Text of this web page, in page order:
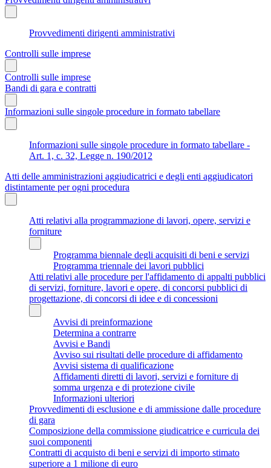
Provvedimenti dirigenti amministrativi
Controlli sulle imprese
Controlli sulle imprese
Bandi di gara e contratti
Informazioni sulle singole procedure in formato tabellare
Informazioni sulle singole procedure in formato tabellare -
Art. 1, c. 32, Legge n. 190/2012
Atti delle amministrazioni aggiudicatrici e degli enti aggiudicatori
distintamente per ogni procedura
Atti relativi alla programmazione di lavori, opere, servizi e
forniture
Programma biennale degli acquisiti di beni e servizi
Programma triennale dei lavori pubblici
Atti relativi alle procedure per l'affidamento di appalti pubblici
di servizi, forniture, lavori e opere, di concorsi pubblici di
progettazione, di concorsi di idee e di concessioni
Avvisi di preinformazione
Determina a contrarre
Avvisi e Bandi
Avviso sui risultati delle procedure di affidamento
Avvisi sistema di qualificazione
Affidamenti diretti di lavori, servizi e forniture di
somma urgenza e di protezione civile
Informazioni ulteriori
Provvedimenti di esclusione e di ammissione dalle procedure
di gara
Composizione della commissione giudicatrice e curricula dei
suoi componenti
Contratti di acquisto di beni e servizi di importo stimato
superiore a 1 milione di euro